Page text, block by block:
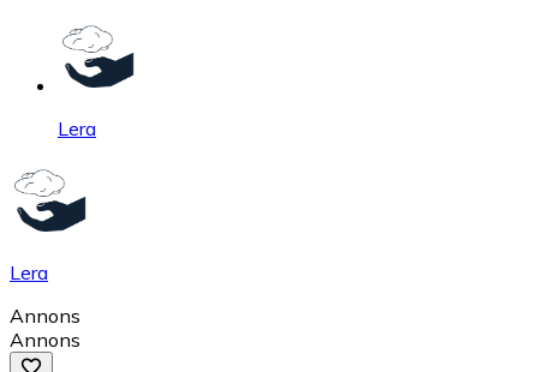
Lera
Lera
Annons
Annons